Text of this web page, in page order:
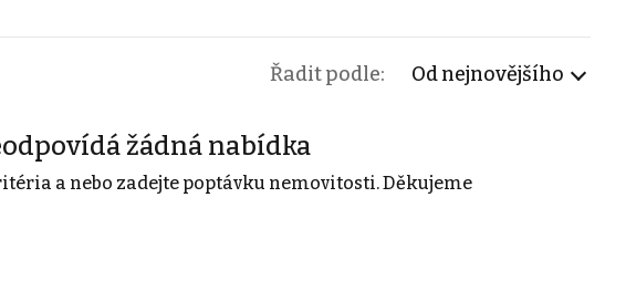
Řadit podle: Od nejnovějšího
žádná nabídka
a nebo zadejte poptávku nemovitosti. Děkujeme